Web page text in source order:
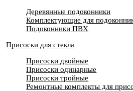
Деревянные подоконники
Комплектующие для
Подоконники ПВХ
Присоски для стекла
Присоски двойные
Присоски одинарные
Присоски тройные
Ремонтные комплекты для